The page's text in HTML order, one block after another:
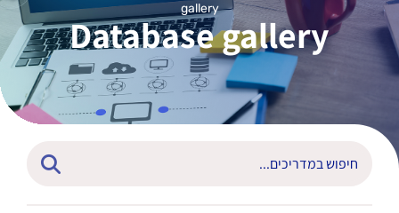
gallery
Database gallery